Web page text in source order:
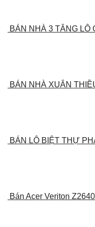
BÁN NHÀ 3 TÂNG
BÁN NHÀ XUÂN
BÁN LÔ BIỆT THỰ
Bán Acer Veriton